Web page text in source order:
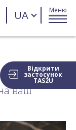
UA Меню
Відкрити
застосунок
TAS2U
ваш